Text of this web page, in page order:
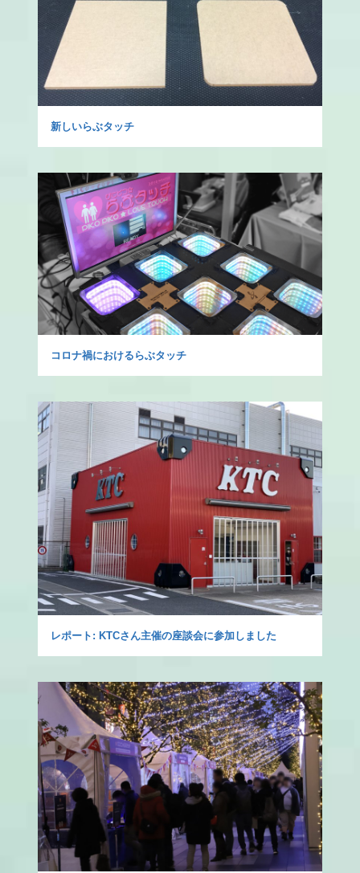
新しいらぶタッチ
コロナ禍におけるらぶタッチ
レポート: KTCさん主催の座談会に参加しました